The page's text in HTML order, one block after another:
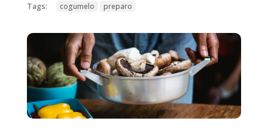
Tags: cogumelo preparo